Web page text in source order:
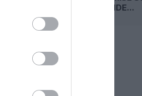
LA DEMANDE...